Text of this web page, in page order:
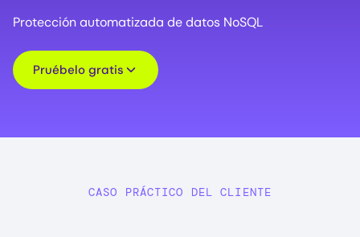
Protección automatizada de datos NoSQL
Pruébelo gratis
CASO PRÁCTICO DEL CLIENTE